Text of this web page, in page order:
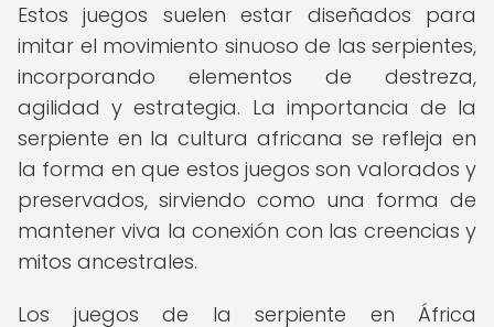
Estos juegos suelen estar diseñados para
imitar el movimiento sinuoso de las serpientes,
incorporando elementos de destreza,
agilidad y estrategia. La importancia de la
serpiente en la cultura africana se refleja en
la forma en que estos juegos son valorados y
preservados, sirviendo como una forma de
mantener viva la conexión con las creencias y
mitos ancestrales.
Los juegos de la serpiente en África